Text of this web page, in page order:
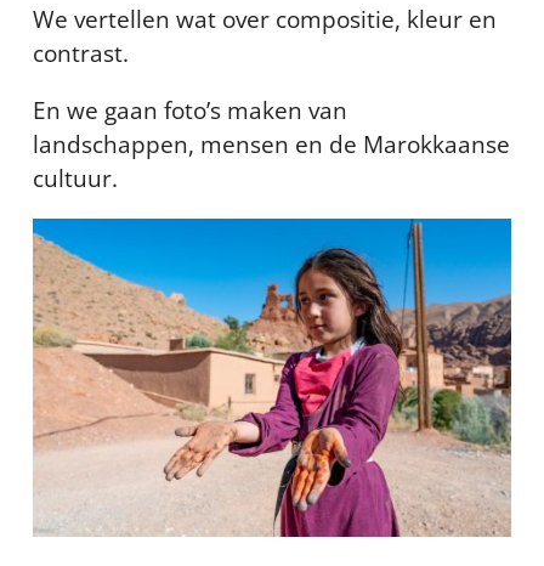
We vertellen wat over compositie, kleur en
contrast.
En we gaan foto’s maken van
landschappen, mensen en de Marokkaanse
cultuur.